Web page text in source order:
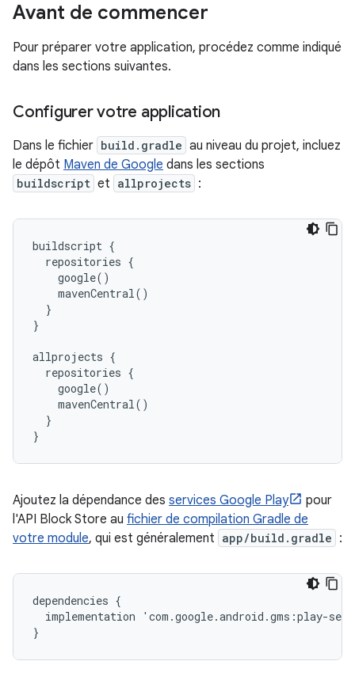
Avant de commencer
Pour préparer votre application, procédez comme indiqué
dans les sections suivantes.
Configurer votre application
Dans le fichier build.gradle au niveau du projet, incluez
le dépôt Maven de Google dans les sections
buildscript et allprojects :
buildscript {
  repositories {
    google()
    mavenCentral()
  }
}
allprojects {
  repositories {
    google()
    mavenCentral()
  }
Ajoutez la dépendance des services Google Play
pour
l'API Block Store au fichier de compilation Gradle de
votre module, qui est généralement app/build.gradle :
dependencies {
implementation
' com .google.android .gms :play-
}